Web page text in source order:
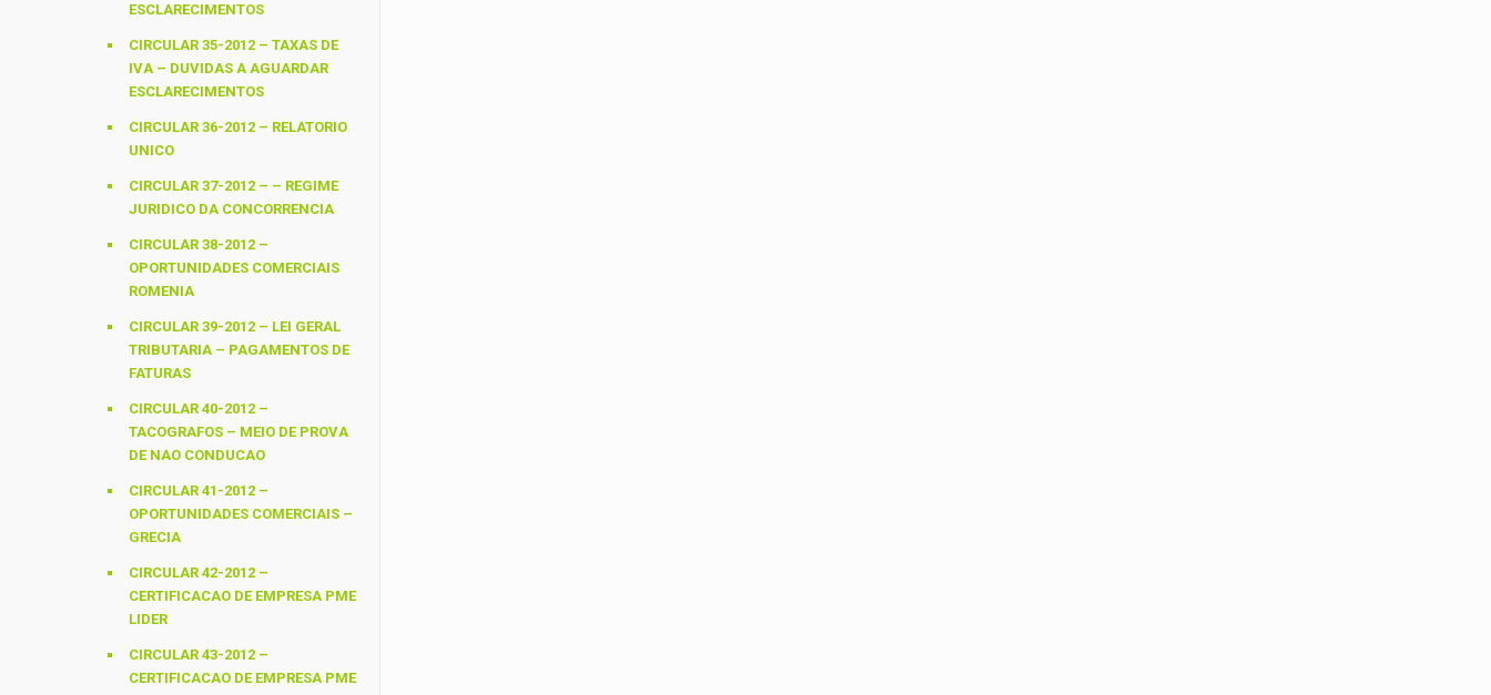
ESCLARECIMENTOS
CIRCULAR 35-2012 – TAXAS DE
IVA – DUVIDAS A AGUARDAR
ESCLARECIMENTOS
CIRCULAR 36-2012 – RELATORIO
UNICO
CIRCULAR 37-2012 – – REGIME
JURIDICO DA CONCORRENCIA
CIRCULAR 38-2012 –
OPORTUNIDADES COMERCIAIS
ROMENIA
CIRCULAR 39-2012 – LEI GERAL
TRIBUTARIA – PAGAMENTOS DE
FATURAS
CIRCULAR 40-2012 –
TACOGRAFOS – MEIO DE PROVA
DE NAO CONDUCAO
CIRCULAR 41-2012 –
OPORTUNIDADES COMERCIAIS –
GRECIA
CIRCULAR 42-2012 –
CERTIFICACAO DE EMPRESA PME
LIDER
CIRCULAR 43-2012 –
CERTIFICACAO DE EMPRESA PME